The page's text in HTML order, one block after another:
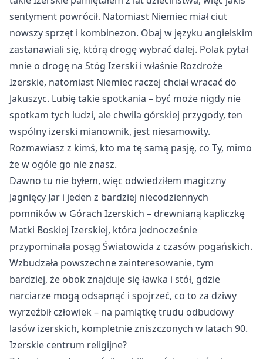
sentyment powrócił. Natomiast Niemiec miał ciut
nowszy sprzęt i kombinezon. Obaj w języku angielskim
zastanawiali się, którą drogę wybrać dalej. Polak pytał
mnie o drogę na Stóg Izerski i właśnie Rozdroże
Izerskie, natomiast Niemiec raczej chciał wracać do
Jakuszyc. Lubię takie spotkania – być może nigdy nie
spotkam tych ludzi, ale chwila górskiej przygody, ten
wspólny izerski mianownik, jest niesamowity.
Rozmawiasz z kimś, kto ma tę samą pasję, co Ty, mimo
że w ogóle go nie znasz.
Dawno tu nie byłem, więc odwiedziłem magiczny
Jagnięcy Jar i jeden z bardziej niecodziennych
pomników w Górach Izerskich – drewnianą kapliczkę
Matki Boskiej Izerskiej, która jednocześnie
przypominała posąg Światowida z czasów pogańskich.
Wzbudzała powszechne zainteresowanie, tym
bardziej, że obok znajduje się ławka i stół, gdzie
narciarze mogą odsapnąć i spojrzeć, co to za dziwy
wyrzeźbił człowiek – na pamiątkę trudu odbudowy
lasów izerskich, kompletnie zniszczonych w latach 90.
Izerskie centrum religijne?